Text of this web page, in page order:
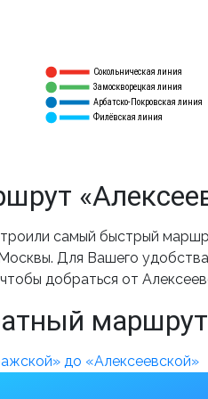
Сокольническая линия
Замоскворецкая линия
Арбатско-Покровская линия
Филёвская линия
самый быстрый
Для Вашего
добраться от
маршрут
до «Алексеевской»